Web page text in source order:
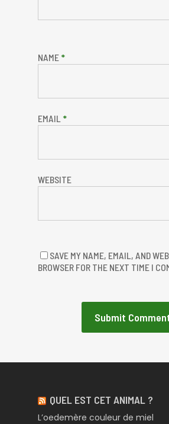
NAME *
EMAIL *
WEBSITE
SAVE MY NAME, EMAIL, AND
BROWSER FOR THE NEXT TIME I
QUEL EST CET ANIMAL ?
L’oedemère couleur de miel